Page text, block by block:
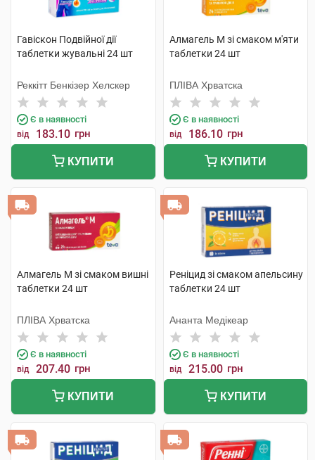
Гавіскон Подвійної дії
таблетки жувальні 24 шт
Реккітт Бенкізер Хелскер
Є в наявності
від 183.10 грн
КУПИТИ
Алмагель М зі смаком м'яти
таблетки 24 шт
ПЛІВА Хрватска
Є в наявності
від 186.10 грн
КУПИТИ
Алмагель M зі смаком вишні
таблетки 24 шт
ПЛІВА Хрватска
Є в наявності
від 207.40 грн
КУПИТИ
Реніцид зі смаком апельсину
таблетки 24 шт
Ананта Медікеар
Є в наявності
від 215.00 грн
КУПИТИ